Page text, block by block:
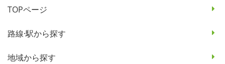
TOPページ
路線·駅から探す
地域から探す